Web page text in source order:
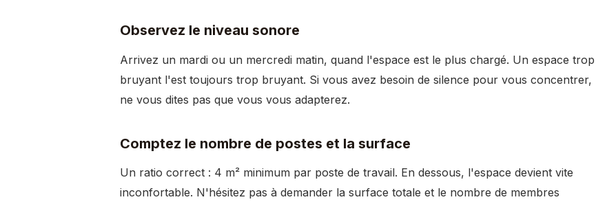
Observez le niveau sonore
Arrivez un mardi ou un mercredi matin, quand l'espace est le plus chargé. Un espace trop
bruyant l'est toujours trop bruyant. Si vous avez besoin de silence pour vous concentrer,
ne vous dites pas que vous vous adapterez.
Comptez le nombre de postes et la surface
Un ratio correct : 4 m² minimum par poste de travail. En dessous, l'espace devient vite
inconfortable. N'hésitez pas à demander la surface totale et le nombre de membres